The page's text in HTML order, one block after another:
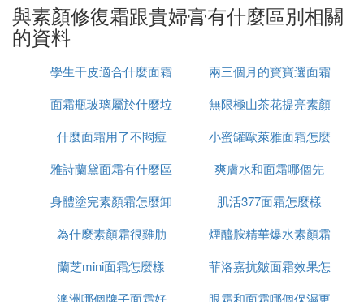
妝，是一款睡覺都能用的產品，一起來詳細了解下
吧。
梵蜜琳貴婦膏是屬於面霜類產品，和素顏霜還是有一
定區別的。
貴婦膏是一款保養型的面霜，主要功效是：自然提亮
膚色至光彩靚麗，是一款可以代替bb霜粉底的護膚保
養品。素顏霜是調色霜，調亮霜的意思，因為它不會
像BB那種白，而是非常自然，近距離都難以看出底
多重保養，減輕熬夜、電腦手機輻射所帶來的皮膚暗
沉、乾燥等問題。
與素顏修復霜跟貴婦膏有什麼區別相關
的資料
學生干皮適合什麼面霜
兩三個月的寶寶選面霜
怎麼選
面霜瓶玻璃屬於什麼垃
圾
無限極山茶花提亮素顏
霜怎麼樣
什麼面霜用了不悶痘
小蜜罐歐萊雅面霜怎麼
用
雅詩蘭黛面霜有什麼區
別
爽膚水和面霜哪個先
身體塗完素顏霜怎麼卸
妝
肌活377面霜怎麼樣
為什麼素顏霜很雞肋
煙醯胺精華爆水素顏霜
怎麼用
蘭芝mini面霜怎麼樣
菲洛嘉抗皺面霜效果怎
麼樣
澳洲哪個牌子面霜好
眼霜和面霜哪個保濕更